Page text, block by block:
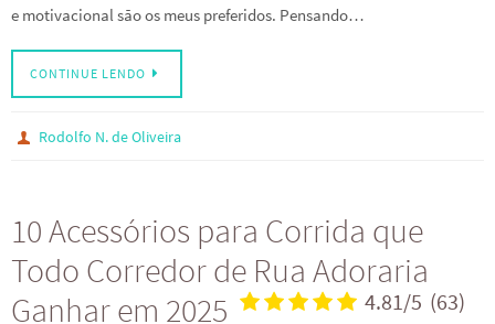
e motivacional são os meus preferidos. Pensando…
CONTINUE LENDO
Rodolfo N. de Oliveira
10 Acessórios para Corrida que
Todo Corredor de Rua Adoraria
Ganhar em 2025
4.81/5 (63)